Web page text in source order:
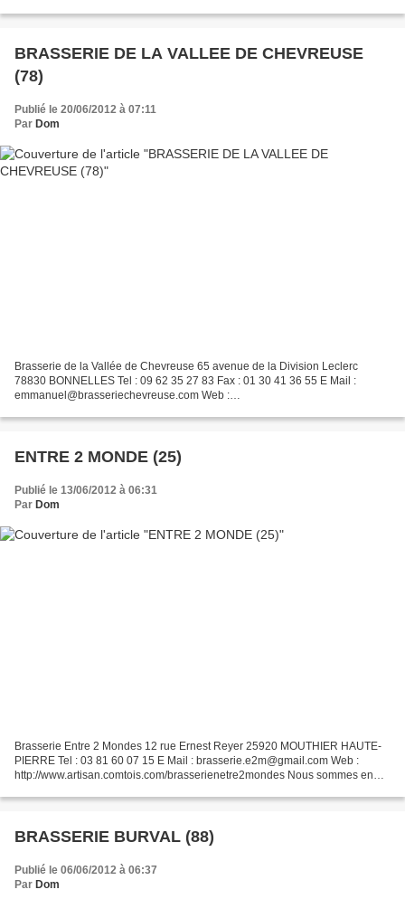
BRASSERIE DE LA VALLEE DE CHEVREUSE
(78)
Publié le 20/06/2012 à 07:11
Par Dom
Brasserie de la Vallée de Chevreuse 65 avenue de la Division Leclerc
78830 BONNELLES Tel : 09 62 35 27 83 Fax : 01 30 41 36 55 E Mail :
emmanuel@brasseriechevreuse.com Web :
brasseur,...
ENTRE 2 MONDE (25)
Publié le 13/06/2012 à 06:31
Par Dom
Brasserie Entre 2 Mondes 12 rue Ernest Reyer 25920 MOUTHIER HAUTE-
PIERRE Tel : 03 81 60 07 15 E Mail : brasserie.e2m@gmail.com Web :
http://www.artisan.comtois.com/brasserienetre2mondes Nous sommes en
BRASSERIE BURVAL (88)
Publié le 06/06/2012 à 06:37
Par Dom